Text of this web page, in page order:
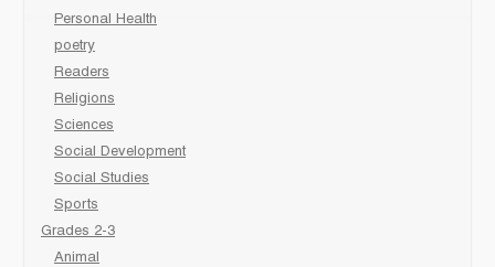
Personal Health
poetry
Readers
Religions
Sciences
Social Development
Social Studies
Sports
Grades 2-3
Animal